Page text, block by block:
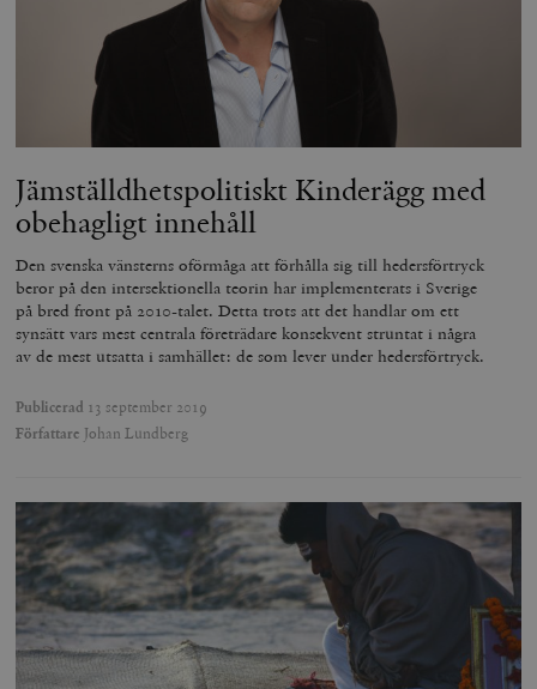
Jämställdhetspolitiskt Kinderägg med
obehagligt innehåll
Den svenska vänsterns oförmåga att förhålla sig till hedersförtryck
beror på den intersektionella teorin har implementerats i Sverige
på bred front på 2010-talet. Detta trots att det handlar om ett
synsätt vars mest centrala företrädare konsekvent struntat i några
av de mest utsatta i samhället: de som lever under hedersförtryck.
Publicerad 13 september 2019
Författare Johan Lundberg